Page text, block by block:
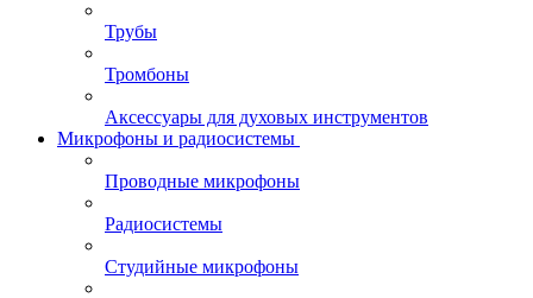
Трубы
Тромбоны
Аксессуары для духовых инструментов
Микрофоны и радиосистемы
Проводные микрофоны
Радиосистемы
Студийные микрофоны